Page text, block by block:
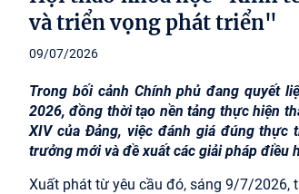
và triển vọng phát triển"
09/07/2026
Trong bối cảnh Chính phủ đang quyết
2026, đồng thời tạo nền tảng thực hiện
XIV của Đảng, việc đánh giá đúng
trưởng mới và đề xuất các giải pháp điều
Xuất phát từ yêu cầu đó, sáng 9/7/2026,